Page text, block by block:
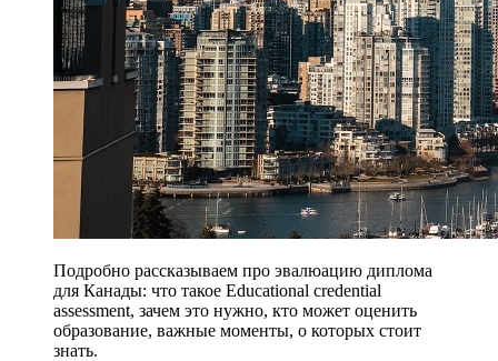
Подробно рассказываем про эвалюацию диплома
для Канады: что такое Educational credential
assessment, зачем это нужно, кто может оценить
образование, важные моменты, о которых стоит
знать.